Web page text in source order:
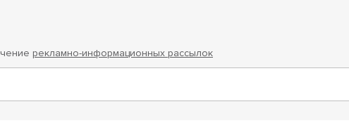
рекламно-информационных рассылок